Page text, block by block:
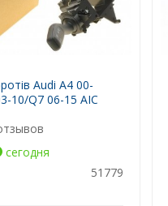
Audi A4 00-
10/Q7 06-15 AIC
сегодня
51779